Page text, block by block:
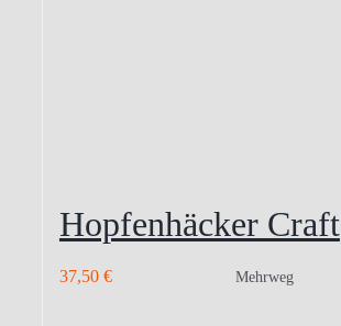
Hopfenhäcker Craft
37,50 € Mehrweg